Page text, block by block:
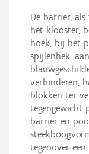
De barrier,
het klooster,
hoek, bij het
spijlenhek,
verhinderen,
blokken ter
tegengewicht
barrier en
tegenover